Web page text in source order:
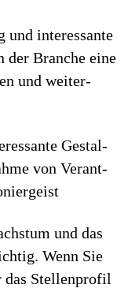
und interes­sante
der Branche eine
und weiter­
Ge­stal­
von Ver­ant­
und das
Wenn Sie
das Stellenprofil